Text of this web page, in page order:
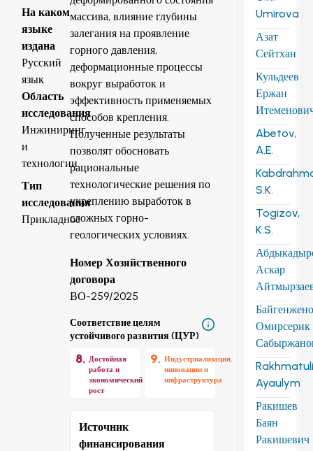
На каком
языке
издана
Русский
язык
Область
исследования
Инжиниринг
и
технологии
Тип
исследования
Прикладное
массива, влияние глубины
залегания на проявление
горного давления,
деформационные процессы
вокруг выработок и
эффективность применяемых
способов крепления.
Полученные результаты
позволят обосновать
рациональные
технологические решения по
укреплению выработок в
сложных горно-
геологических условиях.
Номер Хозяйственного
договора
ВО-259/2025
Соответствие целям
устойчивого развития (ЦУР)
8.Достойная
работа и
экономический
рост
9.Индустриализация,
инновации и
инфраструктура
Источник
финансирования
Umirova
Азат
Сейтхан
Кульдеев
Ержан
Abetov,
A.E.
S.K.
Togizov,
K.S.
Аскар
Омирсерик
Ayaulym
Ракишев
Баян
Ракишевич